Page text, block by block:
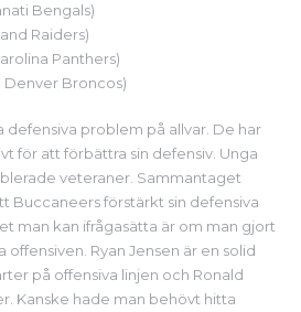
Bengals)
Raiders)
Panthers)
Denver Broncos)
defensiva problem på allvar. De har
för att förbättra sin defensiv. Unga
veteraner. Sammantaget
Buccaneers förstärkt sin defensiva
man kan ifrågasätta är om man gjort
Ryan Jensen är en solid
på offensiva linjen och Ronald
Kanske hade man behövt hitta